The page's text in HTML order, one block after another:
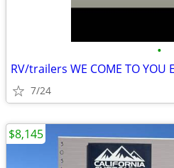
•
RV/trailers WE COME TO YOU
7/24
$8,145